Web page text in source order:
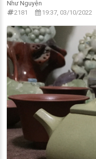
Như Nguyện
2181
19:37, 03/10/2022